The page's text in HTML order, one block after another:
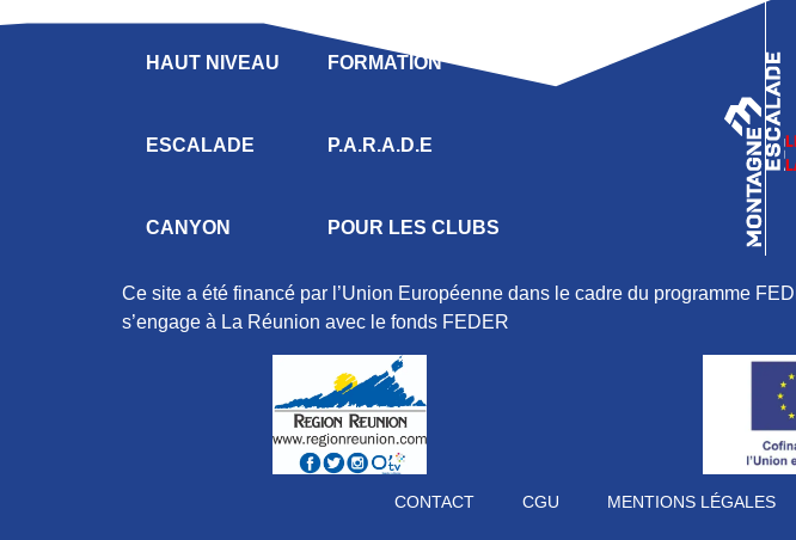
HAUT NIVEAU
ESCALADE
CANYON
FORMATION
P.A.R.A.D.E
POUR LES CLUBS
Ce site a été financé par l’Union Européenne dans le cadre du programme
s’engage à La Réunion avec le fonds FEDER
CONTACT CGU MENTIONS LÉGALES